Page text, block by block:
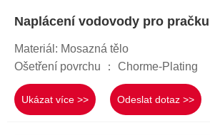
Naplácení vodovody pro pračku
Materiál: Mosazná tělo
Ošetření povrchu ： Chorme-Plating
Ukázat více >> Odeslat dotaz >>